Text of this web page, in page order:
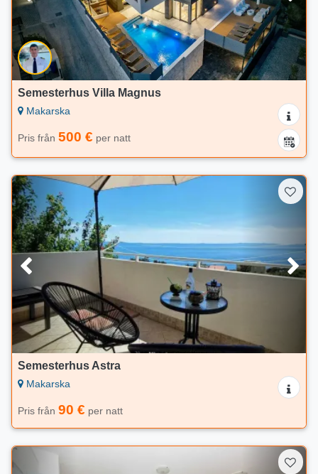
Semesterhus Villa Magnus
Makarska
Pris från 500 € per natt
Semesterhus Astra
Makarska
Pris från 90 € per natt